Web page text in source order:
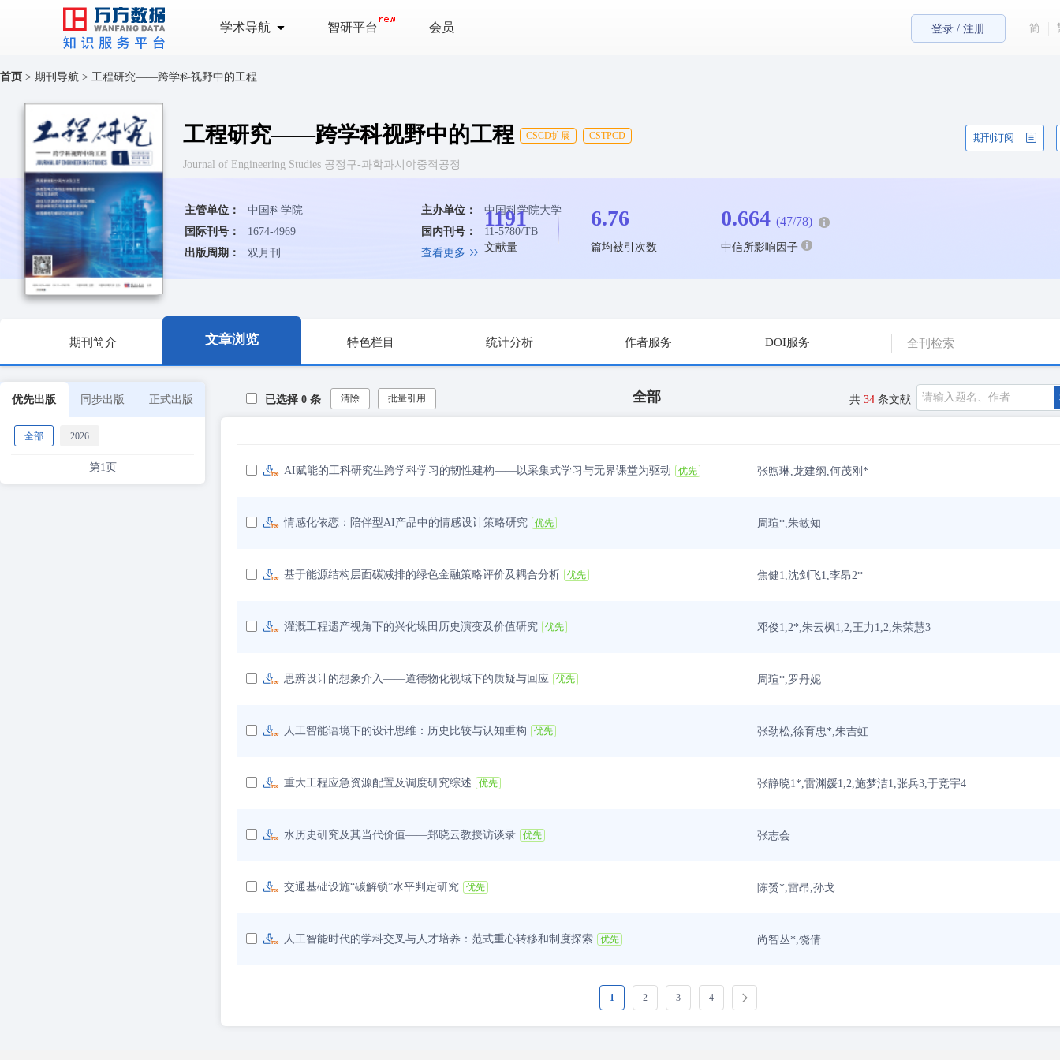
学术导航 智研平台 会员 登录 / 注册 简
首页 > 期刊导航 > 工程研究——跨学科视野中的工程
工程研究——跨学科视野中的工程 CSCD扩展 CSTPCD 期刊订阅
Journal of Engineering Studies 공정구-과학과시야중적공정
主管单位： 中国科学院 主办单位：
中国科学院大学
国际刊号：
1674-4969 国内刊号：
11-5780/TB
出版周期：
双月刊 查看更多
1191
文献量
6.76
篇均被引次数
0.664 (47/78)
中信所影响因子
期刊简介 文章浏览 特色栏目 统计分析 作者服务 DOI服务
优先出版 同步出版 正式出版
全部 2026
第1页
已选择 0 条 清除 批量引用 全部 共 34 条文献
AI赋能的工科研究生跨学科学习的韧性建构——以采集式学习与无界课堂为驱动 优先 张煦琳,龙建纲,何茂刚*
情感化依恋：陪伴型AI产品中的情感设计策略研究 优先 周瑄*,朱敏知
基于能源结构层面碳减排的绿色金融策略评价及耦合分析 优先 焦健1,沈剑飞1,李昂2*
灌溉工程遗产视角下的兴化垛田历史演变及价值研究 优先 邓俊1,2*,朱云枫1,2,王力1,2,朱荣慧3
思辨设计的想象介入——道德物化视域下的质疑与回应 优先 周瑄*,罗丹妮
人工智能语境下的设计思维：历史比较与认知重构 优先 张劲松,徐育忠*,朱吉虹
重大工程应急资源配置及调度研究综述 优先 张静晓1*,雷渊媛1,2,施梦洁1,张兵3,于竞宇4
水历史研究及其当代价值——郑晓云教授访谈录 优先 张志会
交通基础设施“碳解锁”水平判定研究 优先 陈赟*,雷昂,孙戈
人工智能时代的学科交叉与人才培养：范式重心转移和制度探索 优先 尚智丛*,饶倩
1 2 3 4